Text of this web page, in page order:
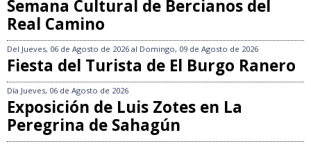
Semana Cultural de Bercianos del
Real Camino
Del Jueves, 06 de Agosto de 2026 al Domingo, 09 de Agosto de 2026
Fiesta del Turista de El Burgo Ranero
Día Jueves, 06 de Agosto de 2026
Exposición de Luis Zotes en La
Peregrina de Sahagún